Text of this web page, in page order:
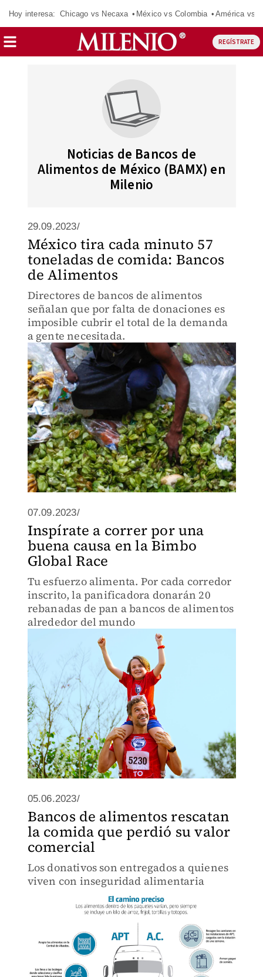
Hoy interesa: Chicago vs Necaxa México vs Colombia América vs
REGÍSTRATE
Noticias de Bancos de
Alimentos de México (BAMX) en
Milenio
29.09.2023/
México tira cada minuto 57
toneladas de comida: Bancos
de Alimentos
Directores de bancos de alimentos
señalan que por falta de donaciones es
imposible cubrir el total de la demanda
a gente necesitada.
07.09.2023/
Inspírate a correr por una
buena causa en la Bimbo
Global Race
Tu esfuerzo alimenta. Por cada corredor
inscrito, la panificadora donarán 20
rebanadas de pan a bancos de alimentos
alrededor del mundo
05.06.2023/
Bancos de alimentos rescatan
la comida que perdió su valor
comercial
Los donativos son entregados a quienes
viven con inseguridad alimentaria